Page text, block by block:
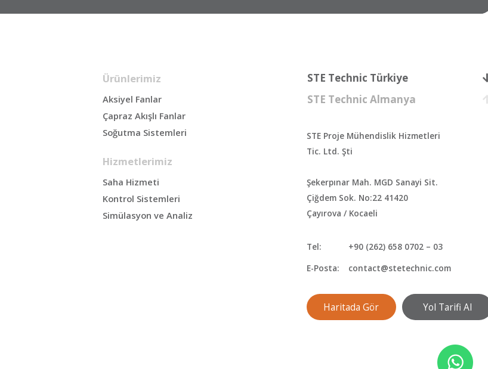
Ürünlerimiz
Aksiyel Fanlar
Çapraz Akışlı Fanlar
Soğutma Sistemleri
Hizmetlerimiz
Saha Hizmeti
Kontrol Sistemleri
Simülasyon ve Analiz
STE Technic Türkiye
STE Technic Almanya
STE Proje Mühendislik Hizmetleri
Tic. Ltd. Şti
Şekerpınar Mah. MGD Sanayi Sit.
Çiğdem Sok. No:22 41420
Çayırova / Kocaeli
Tel:
+90 (262) 658 0702 – 03
E-Posta:
contact@stetechnic.com
Haritada Gör Yol Tarifi Al